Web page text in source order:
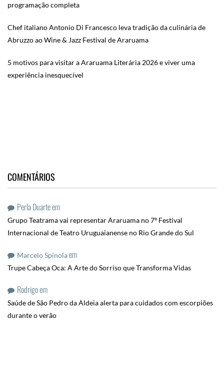
programação completa
Chef italiano Antonio Di Francesco leva tradição da culinária de
Abruzzo ao Wine & Jazz Festival de Araruama
5 motivos para visitar a Araruama Literária 2026 e viver uma
experiência inesquecível
COMENTÁRIOS
Perla Duarteem
Grupo Teatrama vai representar Araruama no 7º Festival
Internacional de Teatro Uruguaianense no Rio Grande do Sul
Marcelo Spinolaem
Trupe Cabeça Oca: A Arte do Sorriso que Transforma Vidas
Rodrigoem
Saúde de São Pedro da Aldeia alerta para cuidados com escorpiões
durante o verão